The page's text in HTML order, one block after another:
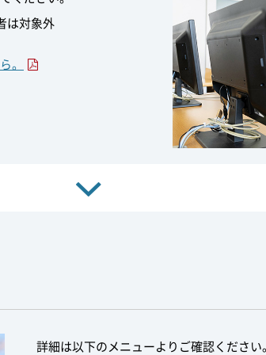
は対象外
。
詳細は以下のメニューよりご確認ください